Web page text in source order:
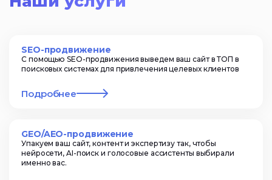
SEO-продвижение
С помощью SEO-продвижения выведем ваш сайт в ТОП в
поисковых системах для привлечения целевых клиентов
Подробнее
GEO/AEO-продвижение
Упакуем ваш сайт, контент и экспертизу так, чтобы
нейросети, AI-поиск и голосовые ассистенты выбирали
именно вас.